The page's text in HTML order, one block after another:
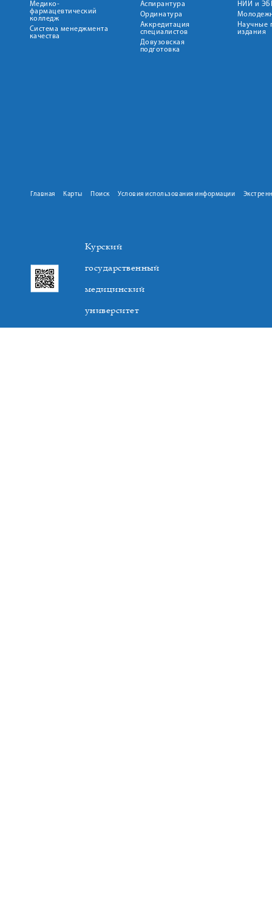
Медико-
фармацевтический
колледж
Система менеджмента
качества
Аспирантура
Ординатура
Аккредитация
специалистов
Довузовская
подготовка
НИИ и
Научные
издания
Главная Карты Поиск Условия использования информации
Курский
государственный
медицинский
университет